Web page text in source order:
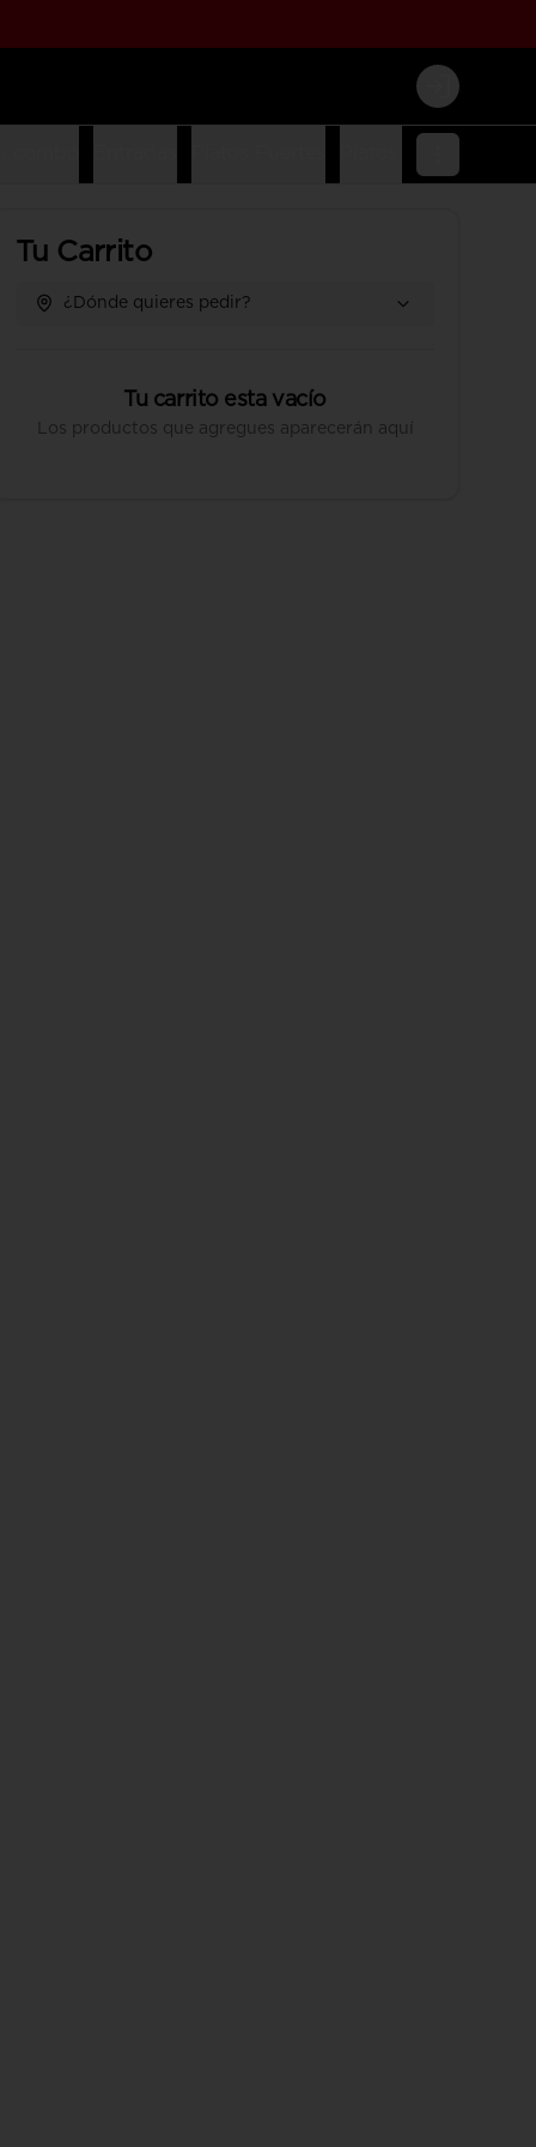
Login
Tu Carrito
¿Dónde quieres pedir?
Tu carrito esta vacío
Los productos que agregues aparecerán aquí